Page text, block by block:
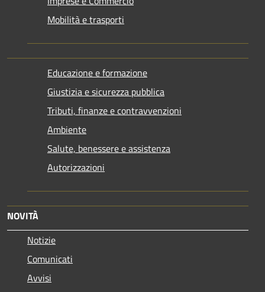
Mobilità e trasporti
Educazione e formazione
Giustizia e sicurezza pubblica
Tributi, finanze e contravvenzioni
Ambiente
Salute, benessere e assistenza
Autorizzazioni
NOVITÀ
Notizie
Comunicati
Avvisi